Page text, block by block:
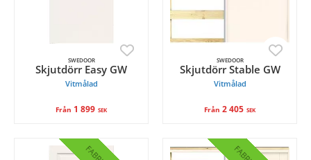
SWEDOOR
Skjutdörr Easy GW
Vitmålad
Från 1 899 SEK
SWEDOOR
Skjutdörr Stable GW
Vitmålad
Från 2 405 SEK